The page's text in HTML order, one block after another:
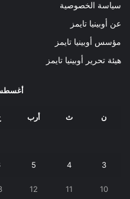
سياسة الخصوصية
عن أوبينيا تايمز
مؤسس أوبينيا تايمز
هيئة تحرير أوبينيا تايمز
أغسطس
ن ث أرب
3
4
5
10
11
12